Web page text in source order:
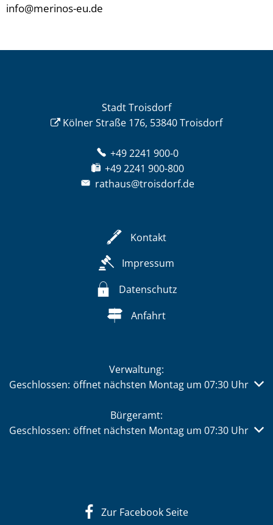
info@merinos-eu.de
Stadt Troisdorf
Kölner Straße 176, 53840 Troisdorf
+49 2241 900-0
+49 2241 900-800
rathaus@troisdorf.de
Kontakt
Impressum
Datenschutz
Anfahrt
Verwaltung:
Klicken, um weitere Öffnungs- oder Schließzeiten
Geschlossen: öffnet nächsten Montag um 07:30 Uhr
Bürgeramt:
Klicken, um weitere Öffnungs- oder Schließzeiten
Geschlossen: öffnet nächsten Montag um 07:30 Uhr
Zur Facebook Seite